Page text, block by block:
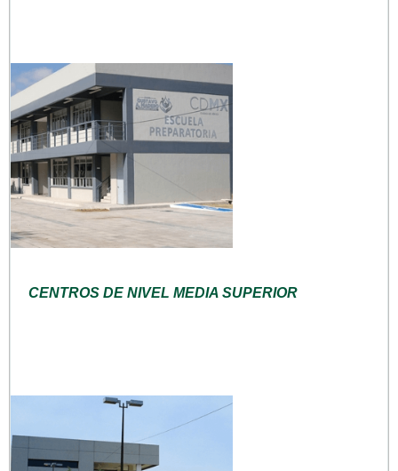
CENTROS DE NIVEL MEDIA SUPERIOR